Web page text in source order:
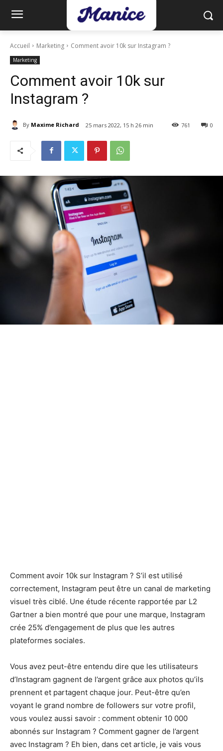
Accueil Marketing Comment avoir 10k sur Instagram ?
Marketing
Comment avoir 10k sur
Instagram ?
By Maxime Richard 25 mars 2022, 15 h 26 min 0
761
Comment avoir 10k sur Instagram ? S’il est utilisé
correctement, Instagram peut être un canal de marketing
visuel très ciblé. Une étude récente rapportée par L2
Gartner a bien montré que pour une marque, Instagram
crée 25% d’engagement de plus que les autres
plateformes sociales.
Vous avez peut-être entendu dire que les utilisateurs
d’Instagram gagnent de l’argent grâce aux photos qu’ils
prennent et partagent chaque jour. Peut-être qu’en
voyant le grand nombre de followers sur votre profil,
vous voulez aussi savoir : comment obtenir 10 000
abonnés sur Instagram ? Comment gagner de l’argent
avec Instagram ? Eh bien, dans cet article, je vais vous